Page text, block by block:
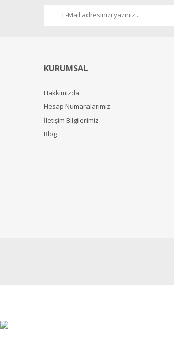
KURUMSAL
Hakkımızda
Hesap Numaralarımız
İletişim Bilgilerimiz
Blog